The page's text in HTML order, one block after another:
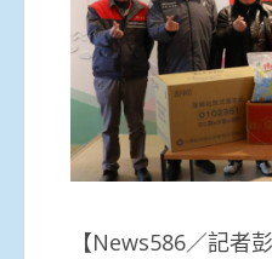
【News586／記者